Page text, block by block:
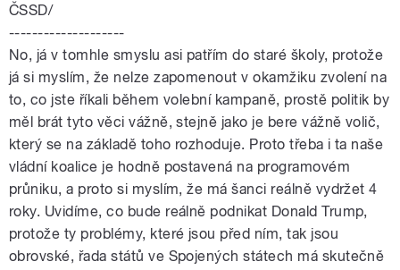
ČSSD/
--------------------
No, já v tomhle smyslu asi patřím do staré školy, protože
já si myslím, že nelze zapomenout v okamžiku zvolení na
to, co jste říkali během volební kampaně, prostě politik by
měl brát tyto věci vážně, stejně jako je bere vážně volič,
který se na základě toho rozhoduje. Proto třeba i ta naše
vládní koalice je hodně postavená na programovém
průniku, a proto si myslím, že má šanci reálně vydržet 4
roky. Uvidíme, co bude reálně podnikat Donald Trump,
protože ty problémy, které jsou před ním, tak jsou
obrovské, řada států ve Spojených státech má skutečně